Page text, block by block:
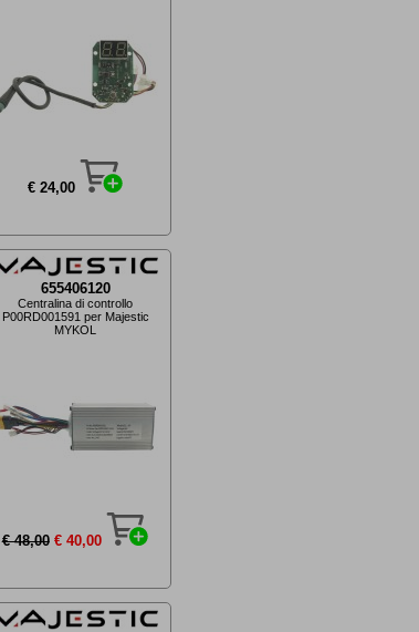
€ 24,00
655406120
Centralina di controllo
P00RD001591 per Majestic
MYKOL
€ 48,00 € 40,00